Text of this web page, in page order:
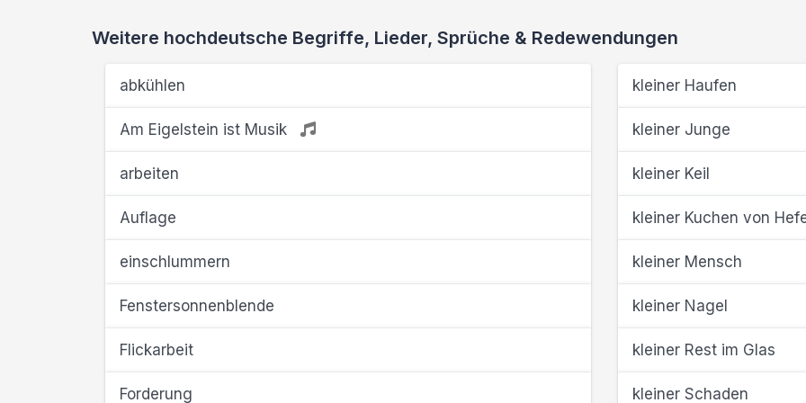
Weitere hochdeutsche Begriffe, Lieder, Sprüche & Redewendungen
abkühlen
Am Eigelstein ist Musik
arbeiten
Auflage
einschlummern
Fenstersonnenblende
Flickarbeit
Forderung
kleiner Haufen
kleiner Junge
kleiner Keil
kleiner Kuchen von
kleiner Mensch
kleiner Nagel
kleiner Rest im Glas
kleiner Schaden